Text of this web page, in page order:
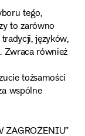
tego,
to zarówno
języków,
Zwraca również
tożsamości
wspólne
ZAGROŻENIU”